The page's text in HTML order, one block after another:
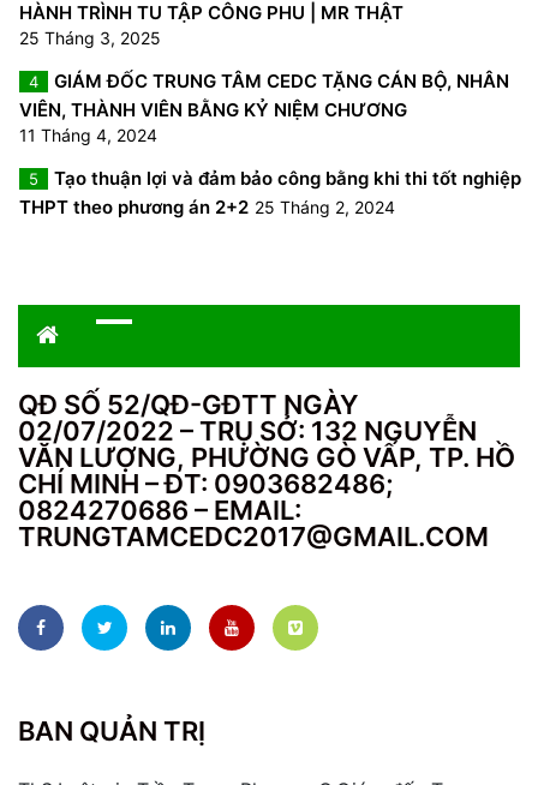
HÀNH TRÌNH TU TẬP CÔNG PHU | MR THẬT
25 Tháng 3, 2025
4
GIÁM ĐỐC TRUNG TÂM CEDC TẶNG CÁN BỘ, NHÂN
VIÊN, THÀNH VIÊN BẰNG KỶ NIỆM CHƯƠNG
11 Tháng 4, 2024
5
Tạo thuận lợi và đảm bảo công bằng khi thi tốt nghiệp
THPT theo phương án 2+2 25 Tháng 2, 2024
QĐ SỐ 52/QĐ-GĐTT NGÀY
02/07/2022 – TRỤ SỞ: 132 NGUYỄN
VĂN LƯỢNG, PHƯỜNG GÒ VẤP, TP. HỒ
CHÍ MINH – ĐT: 0903682486;
0824270686 – EMAIL:
TRUNGTAMCEDC2017@GMAIL.COM
BAN QUẢN TRỊ